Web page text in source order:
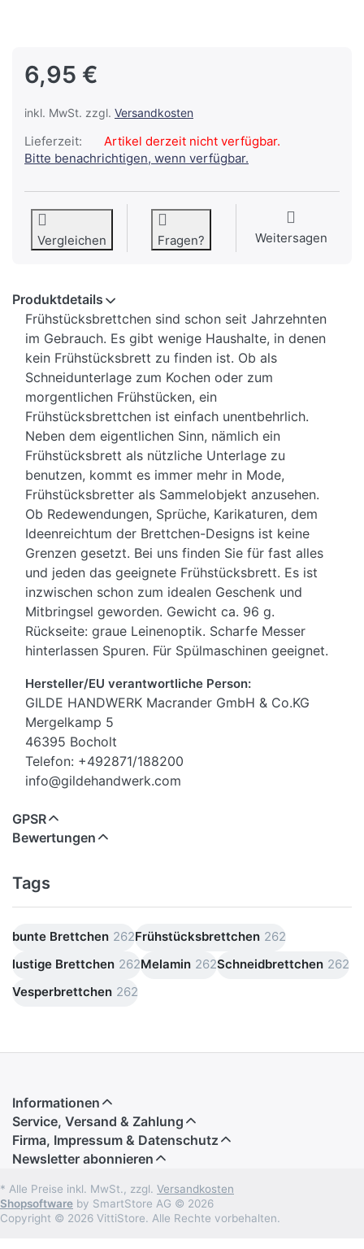
6,95 €
inkl. MwSt. zzgl. Versandkosten
Lieferzeit:
Artikel derzeit nicht verfügbar.
Bitte benachrichtigen, wenn verfügbar.
Vergleichen Fragen? Weitersagen
Produktdetails
Frühstücksbrettchen sind schon seit Jahrzehnten
im Gebrauch. Es gibt wenige Haushalte, in denen
kein Frühstücksbrett zu finden ist. Ob als
Schneidunterlage zum Kochen oder zum
morgentlichen Frühstücken, ein
Frühstücksbrettchen ist einfach unentbehrlich.
Neben dem eigentlichen Sinn, nämlich ein
Frühstücksbrett als nützliche Unterlage zu
benutzen, kommt es immer mehr in Mode,
Frühstücksbretter als Sammelobjekt anzusehen.
Ob Redewendungen, Sprüche, Karikaturen, dem
Ideenreichtum der Brettchen-Designs ist keine
Grenzen gesetzt. Bei uns finden Sie für fast alles
und jeden das geeignete Frühstücksbrett. Es ist
inzwischen schon zum idealen Geschenk und
Mitbringsel geworden. Gewicht ca. 96 g.
Rückseite: graue Leinenoptik. Scharfe Messer
hinterlassen Spuren. Für Spülmaschinen geeignet.
Hersteller/EU verantwortliche Person:
GILDE HANDWERK Macrander GmbH & Co.KG
Mergelkamp 5
46395 Bocholt
Telefon: +492871/188200
info@gildehandwerk.com
GPSR
Bewertungen
Tags
bunte Brettchen 262Frühstücksbrettchen 262
lustige Brettchen 262Melamin 262Schneidbrettchen 262
Vesperbrettchen 262
Informationen
Service, Versand & Zahlung
Firma, Impressum & Datenschutz
Newsletter abonnieren
* Alle Preise inkl. MwSt., zzgl. Versandkosten
Shopsoftware by SmartStore AG © 2026
Copyright © 2026 VittiStore. Alle Rechte vorbehalten.